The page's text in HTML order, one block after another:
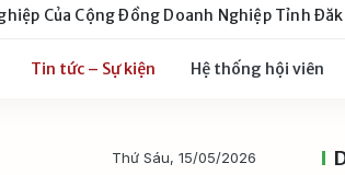
Của Cộng Đồng Doanh Nghiệp Tỉnh Đăk
Tin tức – Sự kiện Hệ thống hội viên
Thứ Sáu, 15/05/2026